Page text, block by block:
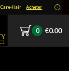
Hair Acheter
0 €0.00